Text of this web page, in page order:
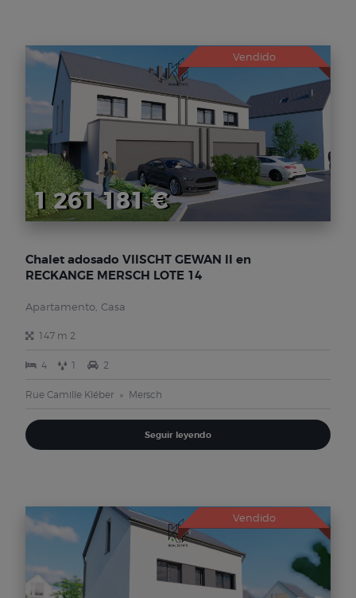
Vendido
1 261 181 €
Chalet adosado VIISCHT GEWAN II en
RECKANGE MERSCH LOTE 14
Apartamento, Casa
147 m 2
4 1 2
Rue Camille Kléber Mersch
Seguir leyendo
Vendido